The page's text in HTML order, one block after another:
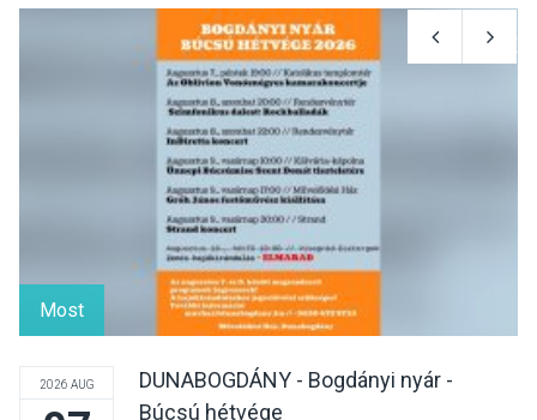
KULTÚRA
Mi a pszichológia, és miért
van rá szükségünk? –
Beszélgetés a Kacsakő
Irodalmi Színpadon
KULTÚRA
Különleges csillagles lesz
Tahitótfaluban a Bodor
Majorban
Most
2026 AUG
DUNABOGDÁNY - Bogdányi nyár -
Búcsú hétvége